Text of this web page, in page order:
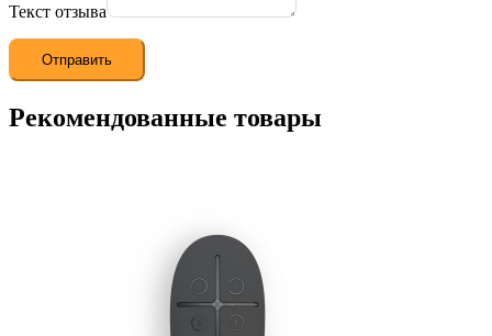
Текст отзыва
Рекомендованные товары